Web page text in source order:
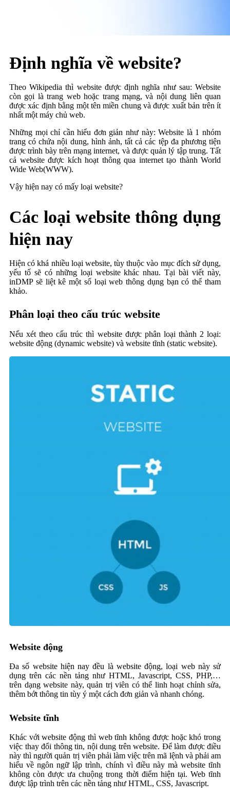
Định nghĩa về website?
Theo Wikipedia thì website được định nghĩa như sau: Website
còn gọi là trang web hoặc trang mạng, và nội dung liên quan
được xác định bằng một tên miền chung và được xuất bản trên ít
nhất một máy chủ web.
Những mọi chỉ cần hiểu đơn giản như này: Website là 1 nhóm
trang có chứa nội dung, hình ảnh, tất cả các tệp đa phương tiện
được trình bày trên mạng internet, và được quản lý tập trung. Tất
cả website được kích hoạt thông qua internet tạo thành World
Wide Web(WWW).
Vậy hiện nay có mấy loại website?
Các loại website thông dụng
hiện nay
Hiện có khá nhiều loại website, tùy thuộc vào mục đích sử dụng,
yếu tố sẽ có những loại website khác nhau. Tại bài viết này,
inDMP sẽ liệt kê một số loại web thông dụng bạn có thể tham
khảo.
Phân loại theo cấu trúc website
Nếu xét theo cấu trúc thì website được phân loại thành 2 loại:
website động (dynamic website) và website tĩnh (static website).
Website động
Đa số website hiện nay đều là website động, loại web này sử
dụng trên các nền tảng như HTML, Javascript, CSS, PHP,…
trên dạng website này, quản trị viên có thể linh hoạt chỉnh sửa,
thêm bớt thông tin tùy ý một cách đơn giản và nhanh chóng.
Website tĩnh
Khác với website động thì web tĩnh không được hoặc khó trong
việc thay đổi thông tin, nội dung trên website. Để làm được điều
này thì người quản trị viên phải làm việc trên mã lệnh và phải am
hiểu về ngôn ngữ lập trình, chính vì điều này mà website tĩnh
không còn được ưa chuộng trong thời điểm hiện tại. Web tĩnh
được lập trình trên các nền tảng như HTML, CSS, Javascript.